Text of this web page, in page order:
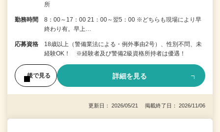
所
勤務時間
8：00～17：00 21：00～翌5：00 ※どちらも現場により早
終わり有。早上…
応募資格
18歳以上（警備業法による・例外事由2号）、性別不問、未
経験OK！ ※経験者及び警備2級資格所持者は優遇！
後で見る 詳細を見る
更新日： 2026/05/21 掲載終了日： 2026/11/06